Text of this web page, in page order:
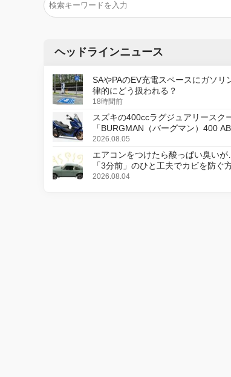
ヘッドラインニュース
SAやPAのEV充電スペースにガソリ
律的にどう扱われる？
18時間前
スズキの400ccラグジュアリースク
「BURGMAN（バーグマン）400
更し、8月18日に発売
2026.08.05
エアコンをつけたら酸っぱい臭い
「3分前」のひと工夫でカビを防ぐ
2026.08.04